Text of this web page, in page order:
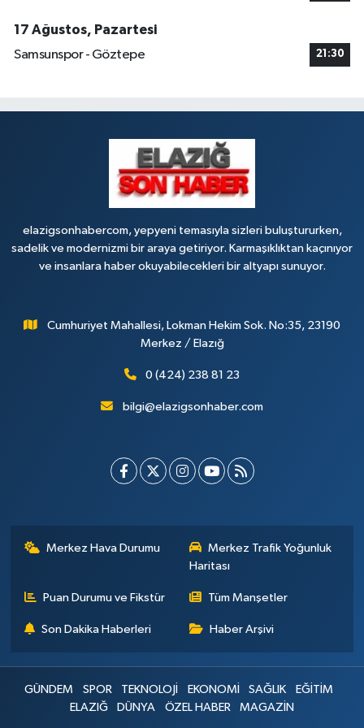
0 (424) 236 61 40 Yol Tarifi Al
17 Ağustos, Pazartesi
Samsunspor - Göztepe
21:30
elazigsonhabercom, yepyeni temasıyla sizleri buluştururken,
sadelik ve modernizmi bir araya getiriyor. Karmaşıklıktan kaçınıyor
ve insanlara haber okuyabilecekleri bir altyapı sunuyor.
Cumhuriyet Mahallesi, Lokman Hekim Sok. No:35, 23190
Merkez / Elazığ
0 (424) 238 81 23
bilgi@elazigsonhaber.com
Merkez Hava Durumu
Merkez Trafik Yoğunluk
Haritası
Puan Durumu ve Fikstür Tüm Manşetler
Son Dakika Haberleri Haber Arşivi
GÜNDEM SPOR TEKNOLOJİ EKONOMİ SAĞLIK
EĞİTİM
ELAZIĞ
DÜNYA ÖZEL HABER MAGAZİN